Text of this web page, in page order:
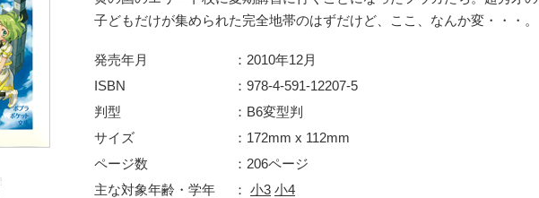
子どもだけが集められた完全地帯のはずだけど、ここ、なんか変・・・。
発売年月
2010年12月
ISBN
978-4-591-12207-5
判型
B6変型判
サイズ
172mm x 112mm
ページ数
206ページ
主な対象年齢・学年
小3 小4